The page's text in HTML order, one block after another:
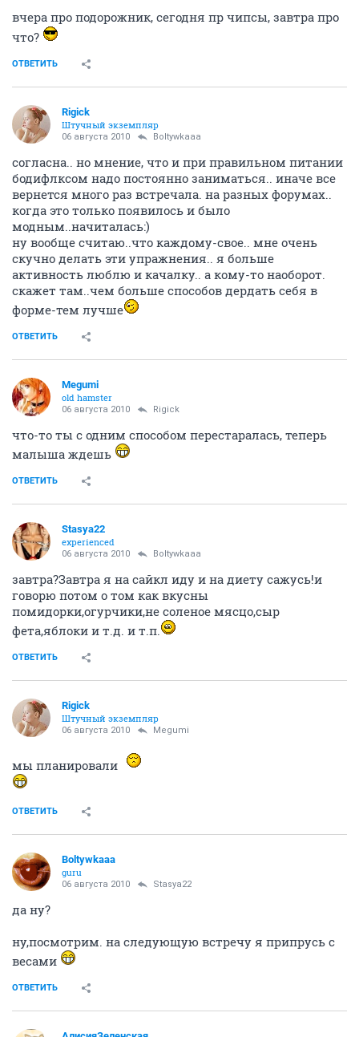
вчера про подорожник, сегодня пр чипсы, завтра про
что?
ОТВЕТИТЬ
Rigick
Штучный экземпляр
06 августа 2010 Boltywkaaa
согласна.. но мнение, что и при правильном питании
бодифлксом надо постоянно заниматься.. иначе все
вернется много раз встречала. на разных форумах..
когда это только появилось и было
модным..начиталась:)
ну вообще считаю..что каждому-свое.. мне очень
скучно делать эти упражнения.. я больше
активность люблю и качалку.. а кому-то наоборот.
скажет там..чем больше способов дердать себя в
форме-тем лучше
ОТВЕТИТЬ
Megumi
old hamster
06 августа 2010 Rigick
что-то ты с одним способом перестаралась, теперь
малыша ждешь
ОТВЕТИТЬ
Stasya22
experienced
06 августа 2010 Boltywkaaa
завтра?Завтра я на сайкл иду и на диету сажусь!и
говорю потом о том как вкусны
помидорки,огурчики,не соленое мясцо,сыр
фета,яблоки и т.д. и т.п.
ОТВЕТИТЬ
Rigick
Штучный экземпляр
06 августа 2010 Megumi
мы планировали
ОТВЕТИТЬ
Boltywkaaa
guru
06 августа 2010 Stasya22
да ну?
ну,посмотрим. на следующую встречу я припрусь с
весами
ОТВЕТИТЬ